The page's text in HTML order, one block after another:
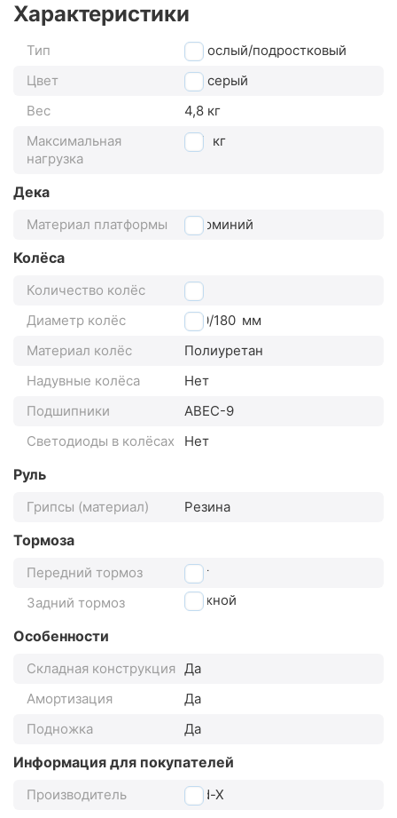
Характеристики
Тип
Взрослый/подростковый
Цвет
серый
Вес
4,8 кг
Максимальная
нагрузка
100 кг
Дека
Материал платформы Алюминий
Колёса
Количество колёс
2
Диаметр колёс
230/180 мм
Материал колёс
Полиуретан
Надувные колёса
Нет
Подшипники
ABEC-9
Светодиоды в колёсах
Нет
Руль
Грипсы (материал) Резина
Тормоза
Передний тормоз
Нет
Задний тормоз
Ножной
Особенности
Складная конструкция Да
Амортизация
Да
Подножка
Да
Информация для покупателей
Производитель
Cod-X